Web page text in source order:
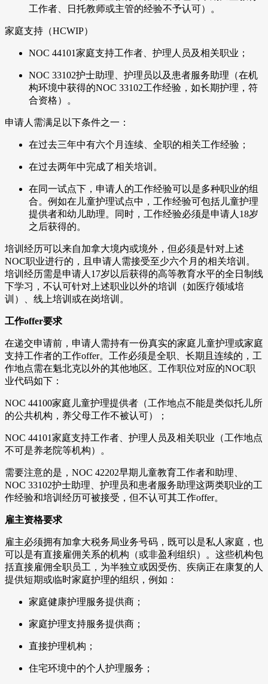
工作者、日托教师或主管的经验不予认可）。
家庭支持（HCWIP）
NOC 44101家庭支持工作者、护理人员及相关职业；
NOC 33102护士助理、护理员以及患者服务助理（在机
构环境中获得的NOC 33102工作经验，如长期护理，符
合资格）。
申请人需满足以下条件之一：
在过去三年中有六个月连续、全职的相关工作经验；
在过去两年中完成了相关培训。
在同一试点下，申请人的工作经验可以是多种职业的组
合。例如在儿童护理试点中，工作经验可包括儿童护理
提供者和幼儿助理。同时，工作经验必须是申请人18岁
之后获得的。
培训经历可以来自加拿大境内或境外，但必须是针对上述
NOC职业进行的，且申请人需接受至少六个月的相关培训。
培训经历需是申请人17岁以后获得的高等教育水平的全日制线
下学习，不认可针对上述职业以外的培训（如医疗领域培
训）、线上培训或在岗培训。
工作offer要求
在递交申请前，申请人需持有一份真实的家庭儿童护理或家庭
支持工作者的工作offer。工作必须是全职、长期且连续的，工
作地点需在魁北克以外的其他地区。工作职位对应的NOC职
业代码如下：
NOC 44100家庭儿童护理提供者（工作地点不能是类似托儿所
的公共机构，养父母工作不被认可）；
NOC 44101家庭支持工作者、护理人员及相关职业（工作地点
不可是养老院等机构）。
需要注意的是，NOC 42202早期儿童教育工作者和助理、
NOC 33102护士助理、护理员和患者服务助理这两类职业的工
作经验和培训经历可被接受，但不认可其工作offer。
雇主资格要求
雇主必须拥有加拿大税务局业务号码，既可以是私人家庭，也
可以是有直接雇佣关系的机构（或非盈利组织）。这些机构包
括直接雇佣全职员工，为半独立或因受伤、疾病正在康复的人
提供短期或临时家庭护理的组织，例如：
家庭健康护理服务提供商；
家庭护理支持服务提供商；
直接护理机构；
住宅环境中的个人护理服务；